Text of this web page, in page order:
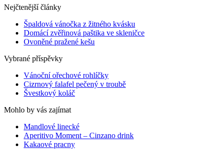
Nejčtenější články
Špaldová vánočka z žitného kvásku
Domácí zvěřinová paštika ve skleničce
Ovoněné pražené kešu
Vybrané příspěvky
Vánoční ořechové rohlíčky
Cizrnový falafel pečený v troubě
Švestkový koláč
Mohlo by vás zajímat
Mandlové linecké
Aperitivo Moment – Cinzano drink
Kakaové pracny